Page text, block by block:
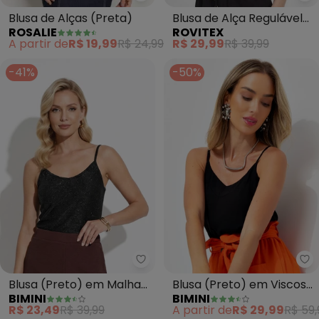
Blusa de Alças (Preta)
ROSALIE
A partir deR$ 19,99R$ 24,99
Blusa de Alça Regulável
em Air Flow Poá (Preto)
ROVITEX
R$ 29,99R$ 39,99
-41%
Bimini - Blusa (Preto) em
Blusa (Preto) em Malha
com Lurex
BIMINI
R$ 23,49R$ 39,99
-50%
Blusa (Preto) em Viscose
Plana
BIMINI
A partir deR$ 29,99R$